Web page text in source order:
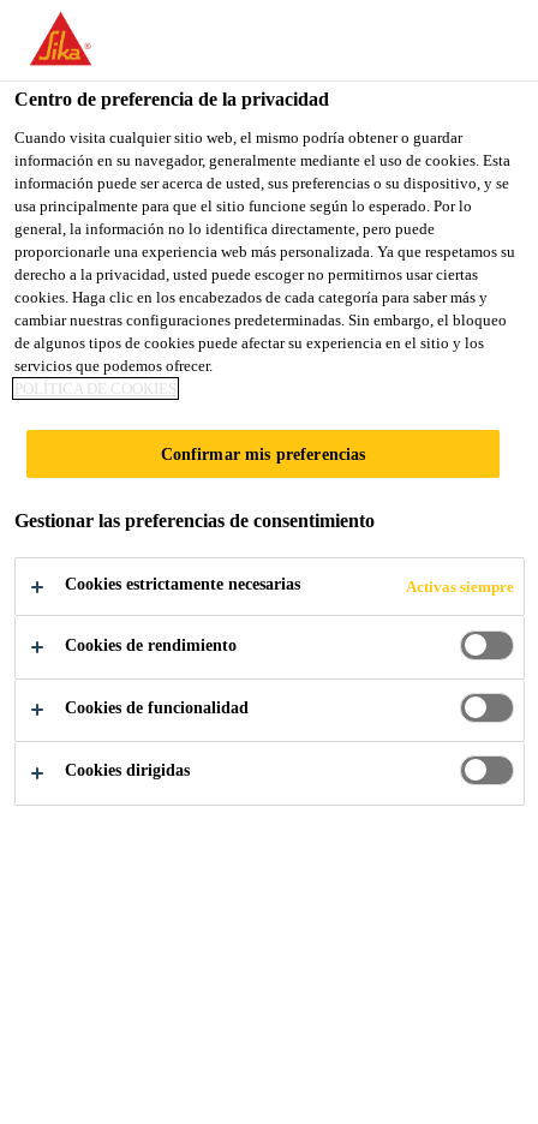
You are accessing "Sika España", it seems you are accessing it
from "Estados Unidos". We have a dedicated website for your
country.
TO
SIKA
USA
STAY ON THE SIKA
ESPAÑA WEBSITE
SELECT A
COUNTRY
Sika España
PRODUCTOS DE
PROTECCIÓN Y
LIMPIEZA
Construcción ... Productos de protección y limpieza
Centro de preferencia de la privacidad
Cuando visita cualquier sitio web, el mismo podría obtener o guardar
información en su navegador, generalmente mediante el uso de cookies. Esta
información puede ser acerca de usted, sus preferencias o su dispositivo, y se
usa principalmente para que el sitio funcione según lo esperado. Por lo
general, la información no lo identifica directamente, pero puede
proporcionarle una experiencia web más personalizada. Ya que respetamos su
derecho a la privacidad, usted puede escoger no permitirnos usar ciertas
cookies. Haga clic en los encabezados de cada categoría para saber más y
cambiar nuestras configuraciones predeterminadas. Sin embargo, el bloqueo
de algunos tipos de cookies puede afectar su experiencia en el sitio y los
servicios que podemos ofrecer.
POLÍTICA DE COOKIES
Confirmar mis preferencias
Gestionar las preferencias de consentimiento
Cookies estrictamente necesarias Activas siempre
Cookies de rendimiento
Cookies de funcionalidad
Cookies dirigidas